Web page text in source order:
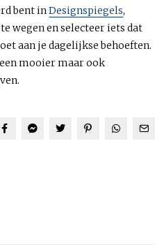
bent inDesignspiegels,
wegen en selecteer iets dat
aan je dagelijkse behoeften.
mooier maar ook